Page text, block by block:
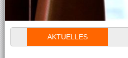
Navigation
AKTUELLES